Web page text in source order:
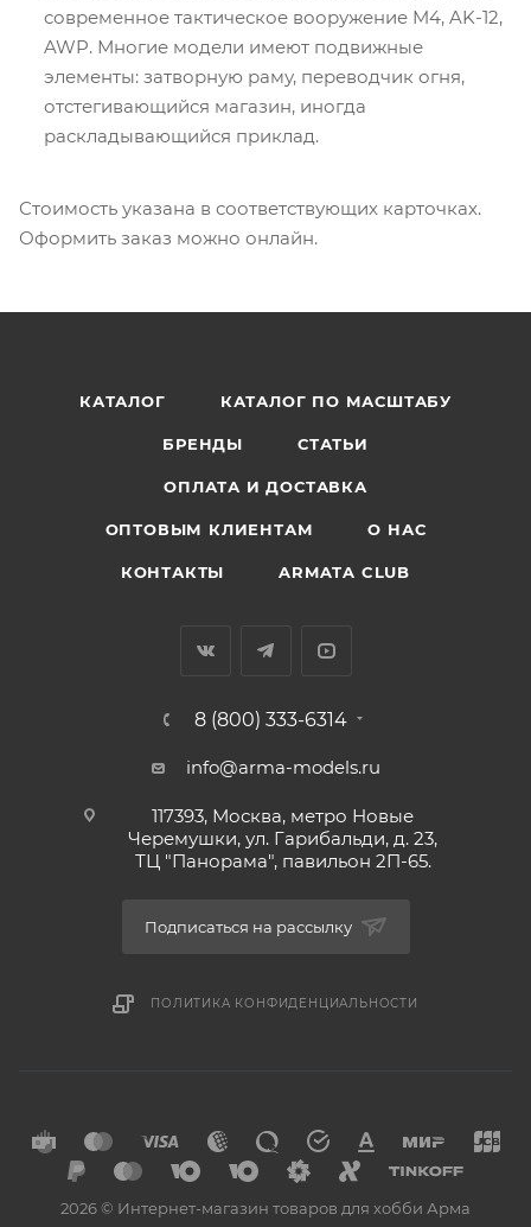
современное тактическое вооружение M4, AK-12,
AWP. Многие модели имеют подвижные
элементы: затворную раму, переводчик огня,
отстегивающийся магазин, иногда
раскладывающийся приклад.
Стоимость указана в соответствующих карточках.
Оформить заказ можно онлайн.
КАТАЛОГ КАТАЛОГ ПО МАСШТАБУ
БРЕНДЫ СТАТЬИ
ОПЛАТА И ДОСТАВКА
ОПТОВЫМ КЛИЕНТАМ О НАС
КОНТАКТЫ ARMATA CLUB
8 (800) 333-6314
info@arma-models.ru
117393, Москва, метро Новые
Черемушки, ул. Гарибальди, д. 23,
ТЦ "Панорама", павильон 2П-65.
Подписаться на рассылку
ПОЛИТИКА КОНФИДЕНЦИАЛЬНОСТИ
2026 © Интернет-магазин товаров для хобби Арма